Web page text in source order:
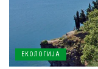
ЕКОЛОГИЈА